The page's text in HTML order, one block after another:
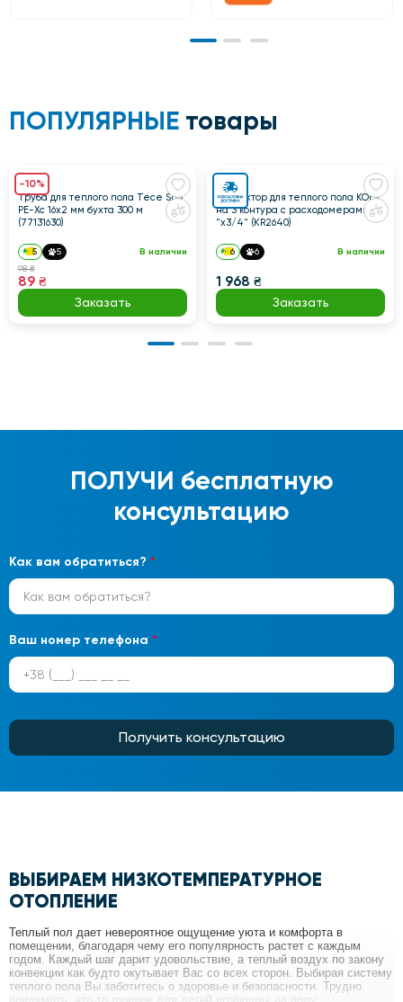
ПОПУЛЯРНЫЕ товары
-10%
Труба для теплого пола Tece SLQ
PE-Xc 16x2 мм бухта 300 м
(77131630)
5 5 В наличии
98 ₴
89 ₴
Заказать
Коллектор для теплого пола KOER
на 3 контура с расходомерами 1
"х3/4" (KR2640)
6 6 В наличии
1 968 ₴
Заказать
ПОЛУЧИ бесплатную
консультацию
Как вам обратиться? *
Ваш номер телефона *
Получить консультацию
ВЫБИРАЕМ НИЗКОТЕМПЕРАТУРНОЕ
ОТОПЛЕНИЕ
Теплый пол дает невероятное ощущение уюта и комфорта в
помещении, благодаря чему его популярность растет с каждым
годом. Каждый шаг дарит удовольствие, а теплый воздух по закону
конвекции как будто окутывает Вас со всех сторон. Выбирая систему
теплого пола Вы заботитесь о здоровье и безопасности. Трудно